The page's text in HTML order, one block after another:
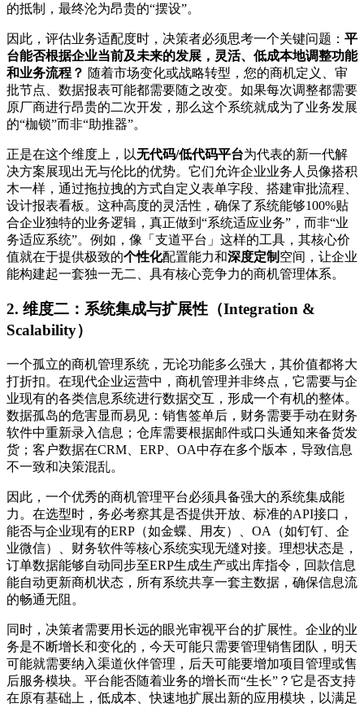
的抵制，最终沦为昂贵的“摆设”。
因此，评估业务适配度时，决策者必须思考一个关键问题： 平
台能否根据企业当前及未来的发展，灵活、低成本地调整功能
和业务流程？ 随着市场变化或战略转型，您的商机定义、审
批节点、数据报表可能都需要随之改变。如果每次调整都需要
原厂商进行昂贵的二次开发，那么这个系统就成为了业务发展
的“枷锁”而非“助推器”。
正是在这个维度上，以无代码/低代码平台为代表的新一代解
决方案展现出无与伦比的优势。它们允许企业业务人员像搭积
木一样，通过拖拉拽的方式自定义表单字段、搭建审批流程、
设计报表看板。这种高度的灵活性，确保了系统能够100%贴
合企业独特的业务逻辑，真正做到“系统适应业务”，而非“业
务适应系统”。例如，像「支道平台」这样的工具，其核心价
值就在于提供极致的个性化配置能力和深度定制 空间，让企业
能构建起一套独一无二、具有核心竞争力的商机管理体系。
2. 维度二：系统集成与扩展性（Integration &
Scalability）
一个孤立的商机管理系统，无论功能多么强大，其价值都将大
打折扣。在现代企业运营中，商机管理并非终点，它需要与企
业现有的各类信息系统进行数据交互，形成一个有机的整体。
数据孤岛的危害显而易见：销售签单后，财务需要手动在财务
软件中重新录入信息；仓库需要根据邮件或口头通知来备货发
货；客户数据在CRM、ERP、OA中存在多个版本，导致信息
不一致和决策混乱。
因此，一个优秀的商机管理平台必须具备强大的系统集成能
力。在选型时，务必考察其是否提供开放、标准的API接口，
能否与企业现有的ERP（如金蝶、用友）、OA（如钉钉、企
业微信）、财务软件等核心系统实现无缝对接。理想状态是，
订单数据能够自动同步至ERP生成生产或出库指令，回款信息
能自动更新商机状态，所有系统共享一套主数据，确保信息流
的畅通无阻。
同时，决策者需要用长远的眼光审视平台的扩展性。企业的业
务是不断增长和变化的，今天可能只需要管理销售团队，明天
可能就需要纳入渠道伙伴管理，后天可能要增加项目管理或售
后服务模块。平台能否随着业务的增长而“生长”？它是否支持
在原有基础上，低成本、快速地扩展出新的应用模块，以满足